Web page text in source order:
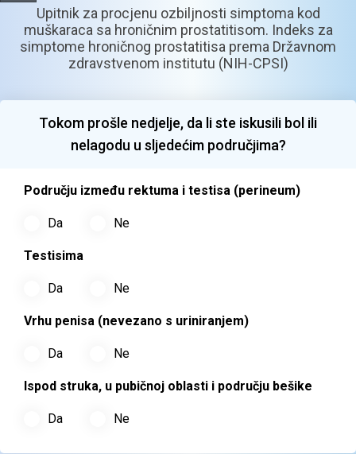
Upitnik za procjenu ozbiljnosti simptoma kod
muškaraca sa hroničnim prostatitisom. Indeks za
simptome hroničnog prostatitisa prema Državnom
zdravstvenom institutu (NIH-CPSI)
Tokom prošle nedjelje, da li ste iskusili bol ili
nelagodu u sljedećim područjima?
Području između rektuma i testisa (perineum)
Da Ne
Testisima
Da Ne
Vrhu penisa (nevezano s uriniranjem)
Da Ne
Ispod struka, u pubičnoj oblasti i području bešike
Da Ne